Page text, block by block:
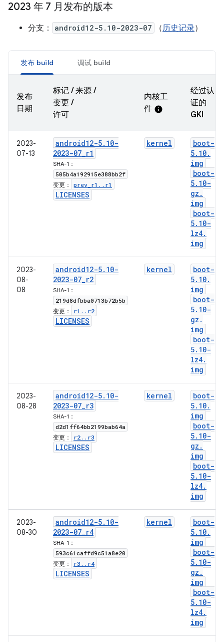
2023 年 7 月发布的版本
分支： android12-5.10-2023-07 （历史记录）
发布 build 调试 build
发布
日期
标记 / 来源 /
变更 /
许可
内核工
件 info
经过认
证的
GKI
2023-
07-13
android12-5. 10-
2023-07_r1
SHA-1：
505b4a192915e388bb2f
变更： prev r1 . . r1
LICENSES
kernel
boot-
5. 10.
img
boot-
5. 10-
gz .
img
boot-
5. 10-
lz4.
img
2023-
08-
08
android12-5. 10-
2023-07_r2
SHA-1：
219d8dfbba0713b72b5b
变更： r1 . . r2
LICENSES
kernel
boot-
5. 10.
img
boot-
5. 10-
gz .
img
boot-
5. 10-
lz4.
img
2023-
08-28
android12-5. 10-
2023-07_r3
SHA-1：
d2d1ff64bb2199bab64a
变更： r2. . r3
LICENSES
kernel
boot-
5. 10.
img
boot-
5. 10-
gz .
img
boot-
5. 10-
lz4.
img
2023-
08-30
android12-5. 10-
2023-07_r4
SHA-1：
593c61caffd9c51a8e20
变更： r3 . . r4
LICENSES
kernel
boot-
5. 10.
img
boot-
5. 10-
gz .
img
boot-
5. 10-
lz4.
img